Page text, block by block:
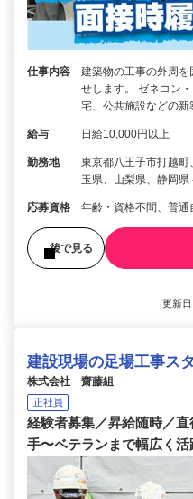
仕事内容
建築物の工事の外周
せします。 ゼネコン
宅、公共施設などの
給与 日給10,000円以上
勤務地
東京都八王子市打越
玉県、山梨県、静岡県
応募資格 年齢・資格不問、普
後で見る
更新
建設現場の足場工事ス
株式会社 齋藤組
正社員
経験者募集／昇給随時／
手〜ベテランまで幅広く活